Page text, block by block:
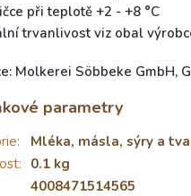
při teplotě +2 - +8 °C
trvanlivost viz obal
Molkerei Söbbeke GmbH,
parametry
:
Mléka, másla, sýry a
: 0.1 kg
4008471514565